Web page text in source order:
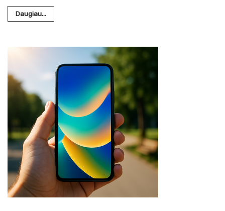
Daugiau...